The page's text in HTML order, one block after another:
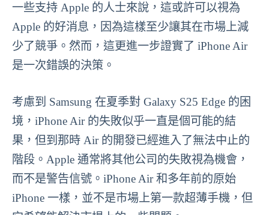
一些支持 Apple 的人士來說，這或許可以視為
Apple 的好消息，因為這樣至少讓其在市場上減
少了競爭。然而，這更進一步證實了 iPhone Air
是一次錯誤的決策。
考慮到 Samsung 在夏季對 Galaxy S25 Edge 的困
境，iPhone Air 的失敗似乎一直是個可能的結
果，但到那時 Air 的開發已經進入了無法中止的
階段。Apple 通常將其他公司的失敗視為機會，
而不是警告信號。iPhone Air 和多年前的原始
iPhone 一樣，並不是市場上第一款超薄手機，但